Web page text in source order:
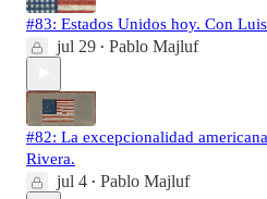
#83: Estados Unidos hoy. Con
jul 29 • Pablo Majluf
#82: La excepcionalidad
Rivera.
jul 4 • Pablo Majluf